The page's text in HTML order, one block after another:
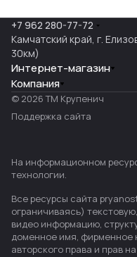
+7 962 280-77-72
Камчатский край, г.
30км)
Интернет-магазин
Компания
© 2026 ТМ Крупенич
Поддержка сайта
На информационном
технологии.
Все ресурсы сайта
ограничиваясь)
видео информацию,
доменное имя, фирменное
авторского права и прав